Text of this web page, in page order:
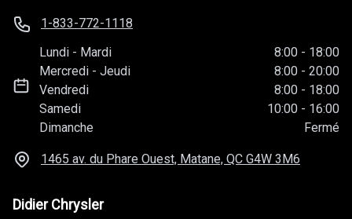
1-833-772-1118
Lundi - Mardi 8:00 - 18:00
Mercredi -Jeudi 8:00 - 20:00
Vendredi
8:00 - 18:00
Samedi
10:00 - 16:00
Dimanche
Fermé
1465 av. du Phare Ouest, Matane, QC G4W 3M6
Didier Chrysler